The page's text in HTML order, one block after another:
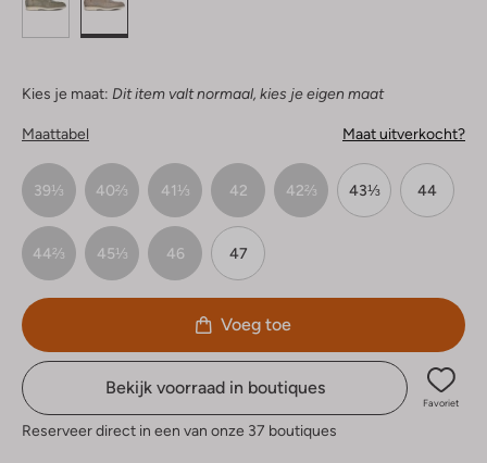
Kies je maat: Dit item valt normaal, kies je eigen maat
Maattabel Maat uitverkocht?
39⅓ 40⅔ 41⅓ 42 42⅔ 43⅓ 44
44⅔ 45⅓ 46 47
Voeg toe
Bekijk voorraad in boutiques
Favoriet
Reserveer direct in een van onze 37 boutiques